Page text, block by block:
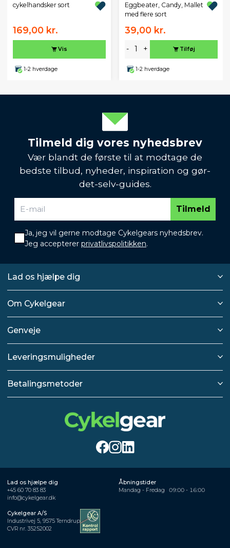
cykelhandsker sort
169,00 kr.
Vis
1-2 hverdage
Eggbeater, Candy, Mallet
med flere sort
39,00 kr.
- + Tilføj
1-2 hverdage
Tilmeld dig vores nyhedsbrev
Vær blandt de første til at modtage de
bedste tilbud, nyheder, inspiration og gør-
det-selv-guides.
Tilmeld
Ja, jeg vil gerne modtage Cykelgears nyhedsbrev.
Jeg accepterer privatlivspolitikken.
Lad os hjælpe dig
Om Cykelgear
Genveje
Leveringsmuligheder
Betalingsmetoder
Lad os hjælpe dig
+45 60 70 83 83
info@cykelgear.dk
Åbningstider
Mandag - Fredag
09:00 - 16:00
Cykelgear A/S
Industrivej 5, 9575 Terndrup
CVR nr. 35252002